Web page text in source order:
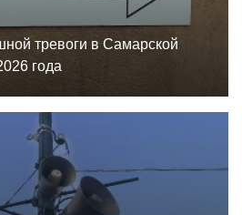
тревоги в Самарской
года